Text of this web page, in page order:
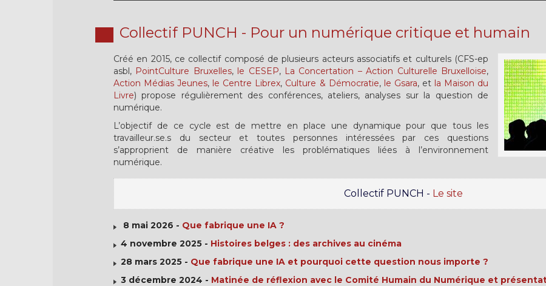
Collectif PUNCH - Pour un numérique critique et humain
Créé en 2015, ce collectif composé de plusieurs acteurs associatifs et culturels (CFS-ep
asbl, PointCulture Bruxelles, le CESEP, La Concertation – Action Culturelle Bruxelloise,
Action Médias Jeunes, le Centre Librex, Culture & Démocratie, le Gsara, et la Maison du
Livre) propose régulièrement des conférences, ateliers, analyses sur la question de
numérique.
L’objectif de ce cycle est de mettre en place une dynamique pour que tous les
travailleur.se.s du secteur et toutes personnes intéressées par ces questions
s’approprient de manière créative les problématiques liées à l’environnement
numérique.
Collectif PUNCH - Le site
8 mai 2026 - Que fabrique une IA ?
4 novembre 2025 - Histoires belges : des archives au cinéma
28 mars 2025 - Que fabrique une IA et pourquoi cette question nous importe ?
3 décembre 2024 - Matinée de réflexion avec le Comité Humain du Numérique et